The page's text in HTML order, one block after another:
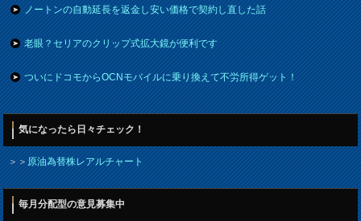
ノートンの自動延長を返金し安い価格で契約し直した話
老眼？セリアのクリップ式拡大鏡が便利です
ついにドコモからOCNモバイルに乗り換えて不労所得ゲット！
気になったら日々チェック！
＞＞原油為替株レアルチャート
毎月分配型の意見募集中